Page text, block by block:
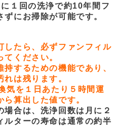
１回の洗浄で約10年間フ
にお掃除が可能です。
たら、必ずファンフィル
ください。
するための機能であり、
は残ります。
気を１日あたり５時間運
算出した値です。
場合は、洗浄回数は月に２
ルターの寿命は通常の約半